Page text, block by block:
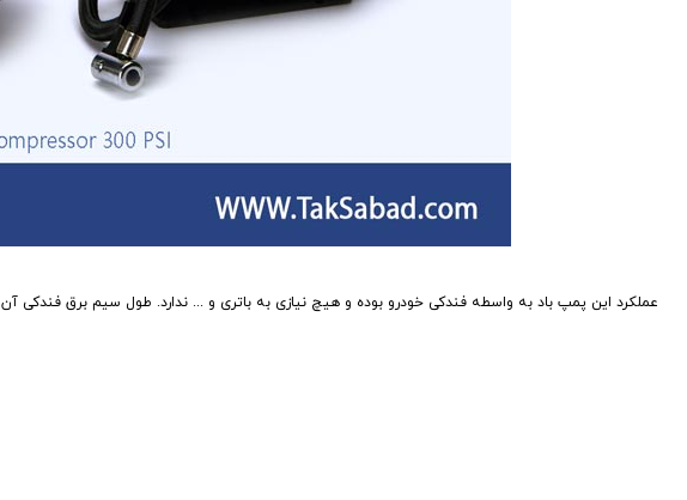
عملکرد این پمپ باد به واسطه فندکی خودرو بوده و هیچ نیازی به باتری و ... ندارد. طول سیم برق فندکی آن 240 سانتی متر بوده که به راحتی تا بیرون از ماشین قابل جابجایی است.